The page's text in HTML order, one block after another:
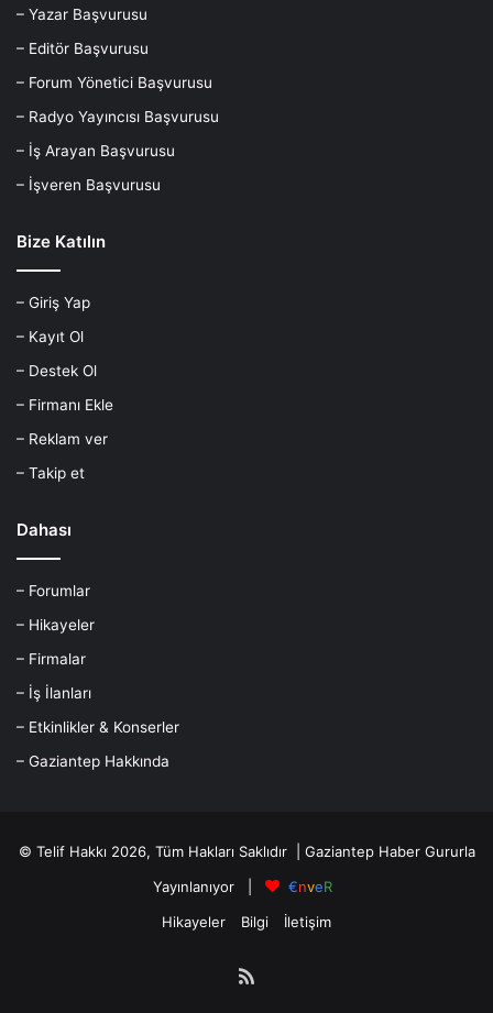
– Yazar Başvurusu
– Editör Başvurusu
– Forum Yönetici Başvurusu
– Radyo Yayıncısı Başvurusu
– İş Arayan Başvurusu
– İşveren Başvurusu
Bize Katılın
– Giriş Yap
– Kayıt Ol
– Destek Ol
– Firmanı Ekle
– Reklam ver
– Takip et
Dahası
– Forumlar
– Hikayeler
– Firmalar
– İş İlanları
– Etkinlikler & Konserler
– Gaziantep Hakkında
© Telif Hakkı 2026, Tüm Hakları Saklıdır | Gaziantep HaberGururla
Yayınlanıyor |
€nveR
Hikayeler
Bilgi İletişim